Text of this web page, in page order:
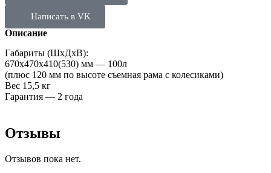
Написать в VK
Описание
Габариты (ШхДхВ):
670х470х410(530) мм — 100л
(плюс 120 мм по высоте съемная рама с колесиками)
Вес 15,5 кг
Гарантия — 2 года
Отзывы
Отзывов пока нет.